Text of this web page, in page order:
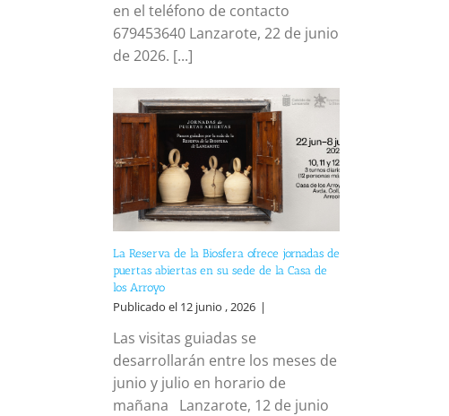
en el teléfono de contacto
679453640 Lanzarote, 22 de junio
de 2026. [...]
La Reserva de la Biosfera ofrece jornadas de
puertas abiertas en su sede de la Casa de
los Arroyo
Publicado el 12 junio , 2026 |
Las visitas guiadas se
desarrollarán entre los meses de
junio y julio en horario de
mañana Lanzarote, 12 de junio